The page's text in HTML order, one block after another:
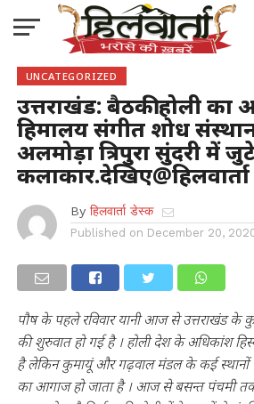
UNCATEGORIZED
उत्तराखंड: बैठकी होली
हिमालय संगीत शोध
अलमोड़ा त्रिपुरा सुंदरी में जुटे
कलाकार.देखिए@हिलवार्ता
By हिलवार्ता डेस्क
Published on December 20,
पौष के पहले रविवार यानी आज से उत्तराखंड के
की शुरुवात हो गई है । होली देश के अधिकांश
है लेकिन कुमायूं और गढ़वाल मंडल के कई
का आगाज हो जाता है । आज से बसन्त पंचमी तक